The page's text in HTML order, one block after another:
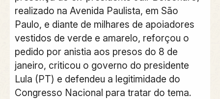
realizado na Avenida Paulista, em São
Paulo, e diante de milhares de apoiadores
vestidos de verde e amarelo, reforçou o
pedido por anistia aos presos do 8 de
janeiro, criticou o governo do presidente
Lula (PT) e defendeu a legitimidade do
Congresso Nacional para tratar do tema.